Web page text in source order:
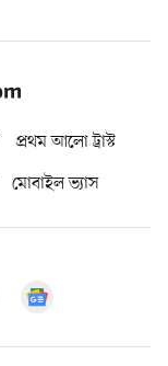
প্রথম আলো ট্রাস্ট
মোবাইল ভ্যাস